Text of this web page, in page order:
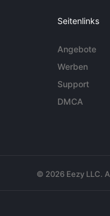
Seitenlinks
Angebote
Werben
Support
DMCA
© 2026 Eezy LLC.